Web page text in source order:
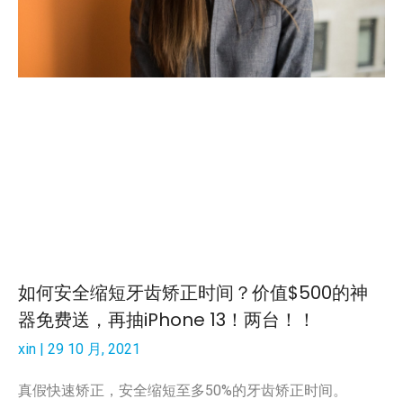
如何安全缩短牙齿矫正时间？价值$500的神
器免费送，再抽iPhone 13！两台！！
xin 29 10 月, 2021
真假快速矫正，安全缩短至多50%的牙齿矫正时间。